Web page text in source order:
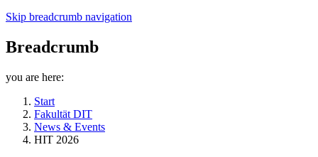
Skip breadcrumb navigation
Breadcrumb
you are here:
Start
Fakultät DIT
News & Events
HIT 2026